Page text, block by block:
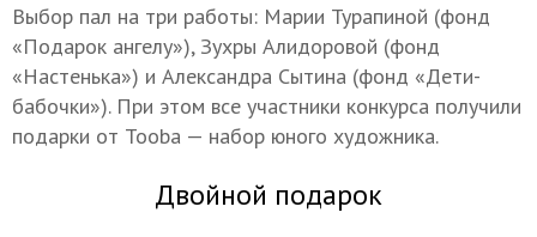
Выбор пал на три работы: Марии Турапиной (фонд
«Подарок ангелу»), Зухры Алидоровой (фонд
«Настенька») и Александра Сытина (фонд «Дети-
бабочки»). При этом все участники конкурса получили
подарки от Tooba — набор юного художника.
Двойной подарок